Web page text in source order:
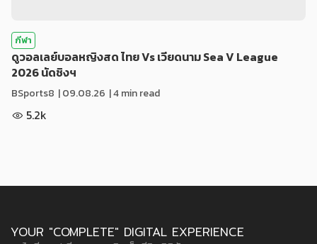
กีฬา
ดูวอลเลย์บอลหญิงสด ไทย Vs เวียดนาม Sea V League
2026 นัดชิงฯ
BSports8 |09.08.26 | 4 min read
5.2k
YOUR "COMPLETE" DIGITAL EXPERIENCE